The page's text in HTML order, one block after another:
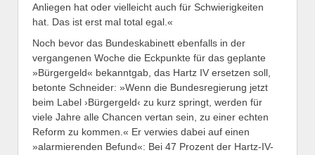
Anliegen hat oder vielleicht auch für Schwierigkeiten
hat. Das ist erst mal total egal.«
Noch bevor das Bundeskabinett ebenfalls in der
vergangenen Woche die Eckpunkte für das geplante
»Bürgergeld« bekanntgab, das Hartz IV ersetzen soll,
betonte Schneider: »Wenn die Bundesregierung jetzt
beim Label ›Bürgergeld‹ zu kurz springt, werden für
viele Jahre alle Chancen vertan sein, zu einer echten
Reform zu kommen.« Er verwies dabei auf einen
»alarmierenden Befund«: Bei 47 Prozent der Hartz-IV-